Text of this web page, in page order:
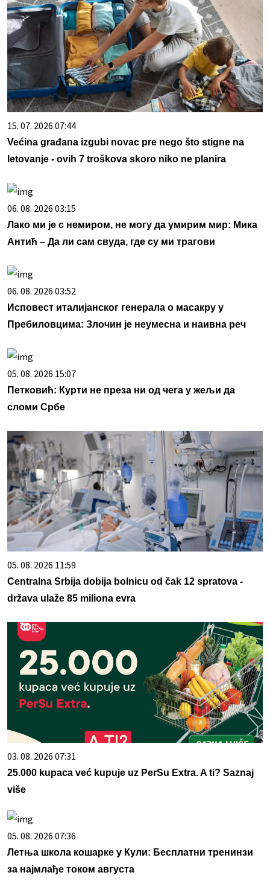
15. 07. 2026 07:44
Većina građana izgubi novac pre nego što stigne na
letovanje - ovih 7 troškova skoro niko ne planira
06. 08. 2026 03:15
Лако ми је с немиром, не могу да умирим мир: Мика
Антић – Да ли сам свуда, где су ми трагови
06. 08. 2026 03:52
Исповест италијанског генерала о масакру у
Пребиловцима: Злочин је неумесна и наивна реч
05. 08. 2026 15:07
Петковић: Курти не преза ни од чега у жељи да
сломи Србе
05. 08. 2026 11:59
Centralna Srbija dobija bolnicu od čak 12 spratova -
država ulaže 85 miliona evra
03. 08. 2026 07:31
25.000 kupaca već kupuje uz PerSu Extra. A ti? Saznaj
više
05. 08. 2026 07:36
Летња школа кошарке у Кули: Бесплатни тренинзи
за најмлађе током августа